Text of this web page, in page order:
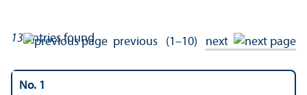
13entries found previous (1–10) next
No. 1